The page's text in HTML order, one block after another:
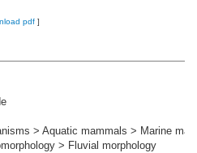
pdf ]
> Aquatic mammals > Marine
> Fluvial morphology